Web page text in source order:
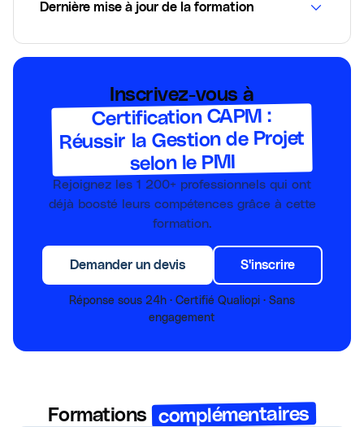
Dernière mise à jour de la formation
Inscrivez-vous à
Certification CAPM :
Réussir la Gestion de Projet
selon le PMI
Rejoignez les 1 200+ professionnels qui ont
déjà boosté leurs compétences grâce à cette
formation.
Demander un devis S'inscrire
Réponse sous 24h · Certifié Qualiopi · Sans
engagement
Formations complémentaires